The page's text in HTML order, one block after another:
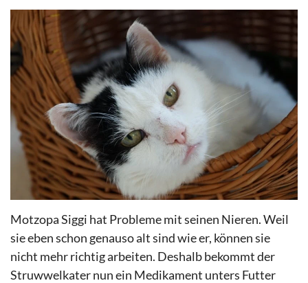
Motzopa Siggi hat Probleme mit seinen Nieren. Weil
sie eben schon genauso alt sind wie er, können sie
nicht mehr richtig arbeiten. Deshalb bekommt der
Struwwelkater nun ein Medikament unters Futter